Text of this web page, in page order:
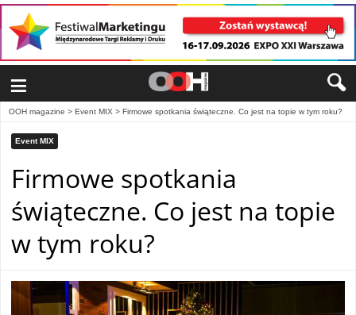
≡
OOH magazine > Event MIX > Firmowe spotkania świąteczne. Co jest na topie w tym roku?
Event MIX
Firmowe spotkania
świąteczne. Co jest na topie
w tym roku?